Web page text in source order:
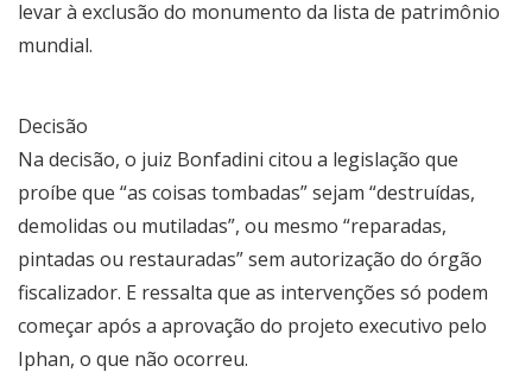
levar à exclusão do monumento da lista de patrimônio
mundial.
Decisão
Na decisão, o juiz Bonfadini citou a legislação que
proíbe que “as coisas tombadas” sejam “destruídas,
demolidas ou mutiladas”, ou mesmo “reparadas,
pintadas ou restauradas” sem autorização do órgão
fiscalizador. E ressalta que as intervenções só podem
começar após a aprovação do projeto executivo pelo
Iphan, o que não ocorreu.